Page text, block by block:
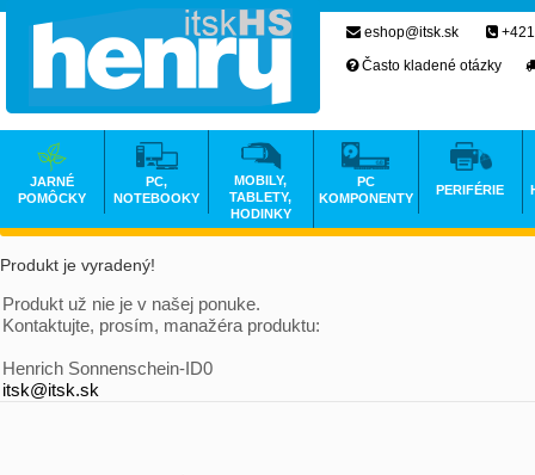
Produkt je vyradený!
Produkt už nie je v našej ponuke.
Kontaktujte, prosím, manažéra produktu:
Henrich Sonnenschein-ID0
itsk@itsk.sk
eshop@itsk.sk
Často kladené otázky
JARNÉ
POMÔCKY
PC,
NOTEBOOKY
MOBILY,
TABLETY,
HODINKY
PC
KOMPONENTY
PERIFÉRIE